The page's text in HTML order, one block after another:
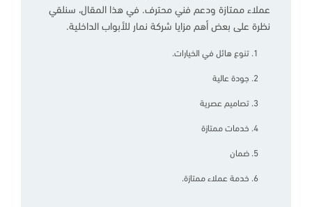
عملاء ممتازة ودعم فني محترف. في هذا المقال، سنلقي
نظرة على بعض أهم مزايا شركة نمار للأبواب الداخلية.
تنوع هائل في الخيارات.
جودة عالية
تصاميم عصرية
خدمات ممتازة
ضمان
خدمة عملاء ممتازة.